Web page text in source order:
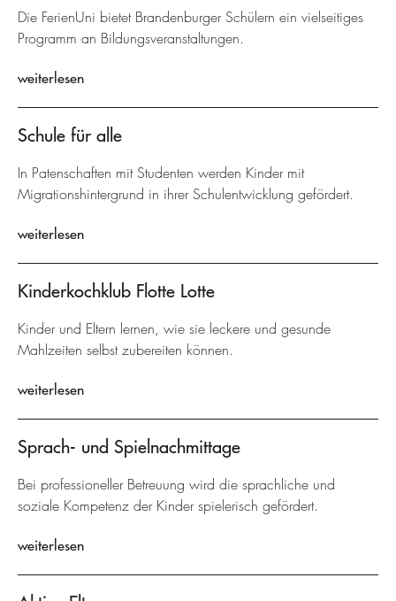
Die FerienUni bietet Brandenburger Schülern ein vielseitiges
Programm an Bildungsveranstaltungen.
weiterlesen
Schule für alle
In Patenschaften mit Studenten werden Kinder mit
Migrationshintergrund in ihrer Schulentwicklung gefördert.
weiterlesen
Kinderkochklub Flotte Lotte
Kinder und Eltern lernen, wie sie leckere und gesunde
Mahlzeiten selbst zubereiten können.
weiterlesen
Sprach- und Spielnachmittage
Bei professioneller Betreuung wird die sprachliche und
soziale Kompetenz der Kinder spielerisch gefördert.
weiterlesen